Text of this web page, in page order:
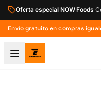
Saltar al contenido
Oferta especial NOW Foods
Envío gratuito en compras